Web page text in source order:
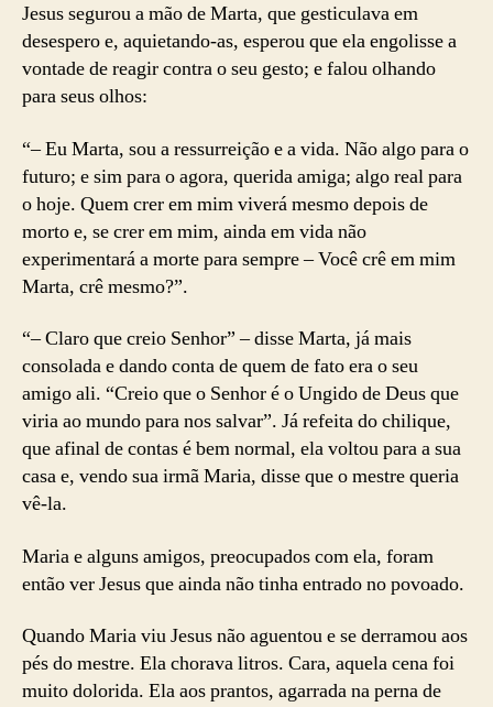
Jesus segurou a mão de Marta, que gesticulava em
desespero e, aquietando-as, esperou que ela engolisse a
vontade de reagir contra o seu gesto; e falou olhando
para seus olhos:
“– Eu Marta, sou a ressurreição e a vida. Não algo para o
futuro; e sim para o agora, querida amiga; algo real para
o hoje. Quem crer em mim viverá mesmo depois de
morto e, se crer em mim, ainda em vida não
experimentará a morte para sempre – Você crê em mim
Marta, crê mesmo?”.
“– Claro que creio Senhor” – disse Marta, já mais
consolada e dando conta de quem de fato era o seu
amigo ali. “Creio que o Senhor é o Ungido de Deus que
viria ao mundo para nos salvar”. Já refeita do chilique,
que afinal de contas é bem normal, ela voltou para a sua
casa e, vendo sua irmã Maria, disse que o mestre queria
vê-la.
Maria e alguns amigos, preocupados com ela, foram
então ver Jesus que ainda não tinha entrado no povoado.
Quando Maria viu Jesus não aguentou e se derramou aos
pés do mestre. Ela chorava litros. Cara, aquela cena foi
muito dolorida. Ela aos prantos, agarrada na perna de